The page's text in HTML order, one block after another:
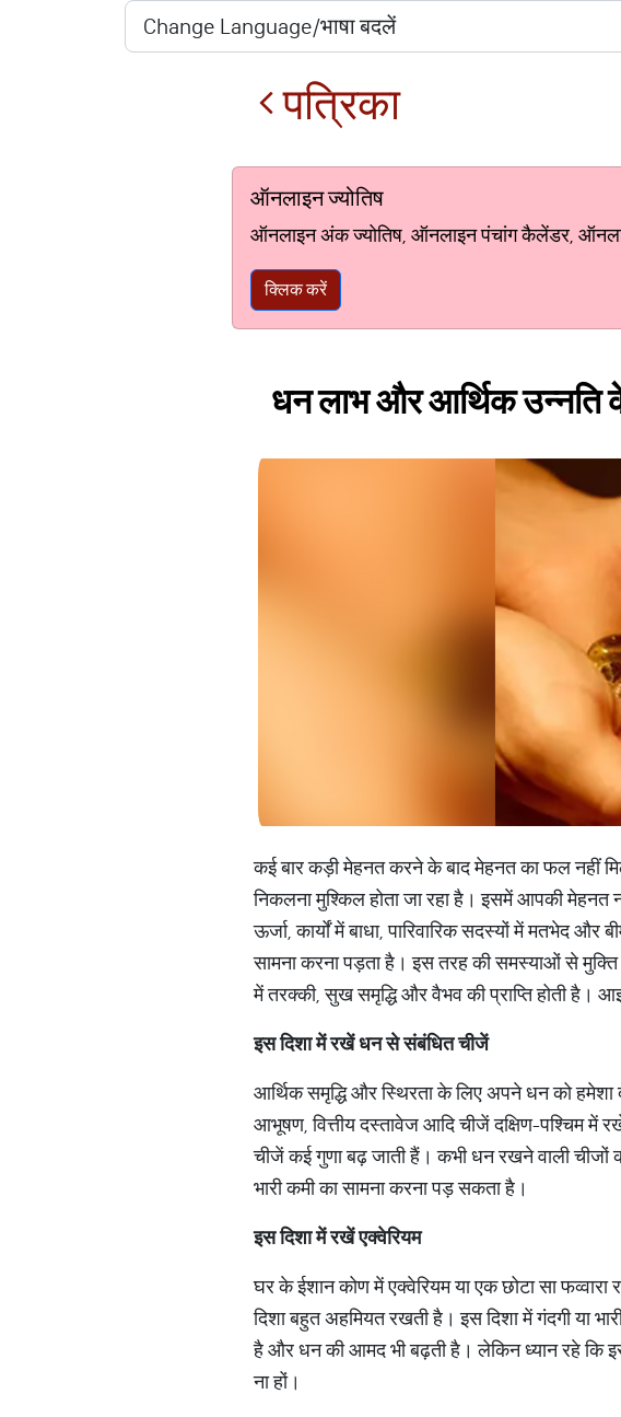
पत्रिका
ऑनलाइन ज्योतिष
ऑनलाइन अंक ज्योतिष, ऑनलाइन पंचांग कैलेंडर,
क्लिक करें
धन लाभ और आर्थिक
कई बार कड़ी मेहनत करने के बाद मेहनत का फल नहीं
निकलना मुश्किल होता जा रहा है। इसमें आपकी मेहनत
ऊर्जा, कार्यों में बाधा, पारिवारिक सदस्यों में मतभेद
सामना करना पड़ता है। इस तरह की समस्याओं से
में तरक्की, सुख समृद्धि और वैभव की प्राप्ति होती है।
इस दिशा में रखें धन से संबंधित चीजें
आर्थिक समृद्धि और स्थिरता के लिए अपने धन को हमेशा
आभूषण, वित्तीय दस्तावेज आदि चीजें दक्षिण-पश्चिम में
चीजें कई गुणा बढ़ जाती हैं। कभी धन रखने वाली चीजों
भारी कमी का सामना करना पड़ सकता है।
इस दिशा में रखें एक्वेरियम
घर के ईशान कोण में एक्वेरियम या एक छोटा सा
दिशा बहुत अहमियत रखती है। इस दिशा में गंदगी या
है और धन की आमद भी बढ़ती है। लेकिन ध्यान रहे कि
ना हों।